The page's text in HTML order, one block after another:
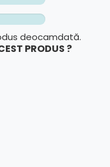
deocamdată.
PRODUS ?